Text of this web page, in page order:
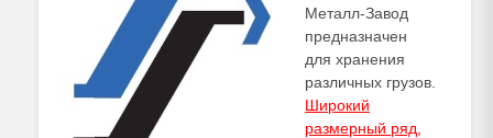
Металл-Завод
предназначен
для хранения
различных грузов.
Широкий
размерный ряд,